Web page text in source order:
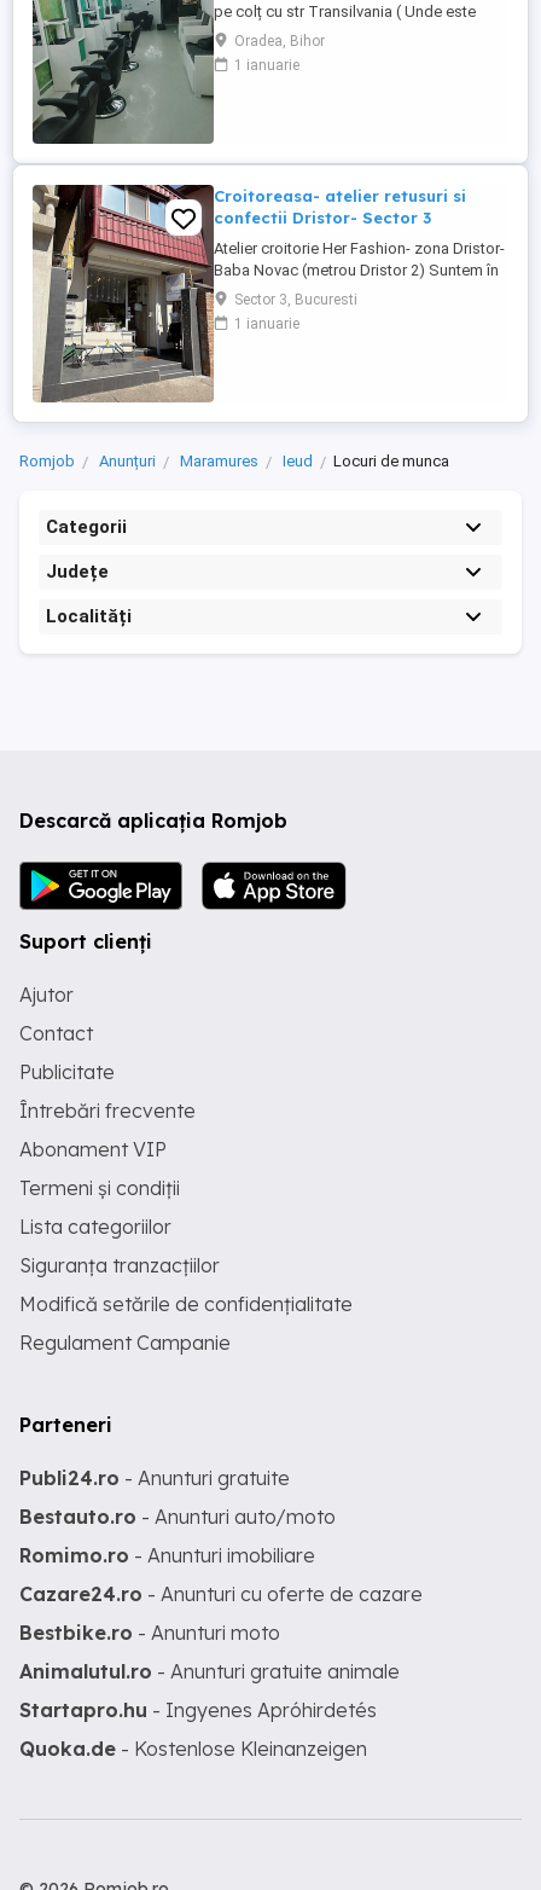
pe colț cu str Transilvania ( Unde este
banca Transilvania și asigurări ) într-o
zonă foarte circulata zona Rogerius
spațiul pote fi folosit și pentru manichiură,
Oradea, Bihor
1 ianuarie
Croitoreasa- atelier retusuri si
confectii Dristor- Sector 3
Atelier croitorie Her Fashion- zona Dristor-
Baba Novac (metrou Dristor 2) Suntem în
căutarea unei croitorese talentata și
pasionata pentru a se alătura atelierului
nostru. Dacă aveți experiență în croitorie,
Sector 3, Bucuresti
1 ianuarie
Romjob Anunțuri Maramures Ieud Locuri de munca
Categorii
Județe
Localități
Descarcă aplicația Romjob
Suport clienți
Ajutor
Contact
Publicitate
Întrebări frecvente
Abonament VIP
Termeni și condiții
Lista categoriilor
Siguranța tranzacțiilor
Modifică setările de confidențialitate
Regulament Campanie
Parteneri
Publi24.ro - Anunturi gratuite
Bestauto.ro - Anunturi auto/moto
Romimo.ro - Anunturi imobiliare
Cazare24.ro - Anunturi cu oferte de cazare
Bestbike.ro - Anunturi moto
Animalutul.ro - Anunturi gratuite animale
Startapro.hu - Ingyenes Apróhirdetés
Quoka.de - Kostenlose Kleinanzeigen